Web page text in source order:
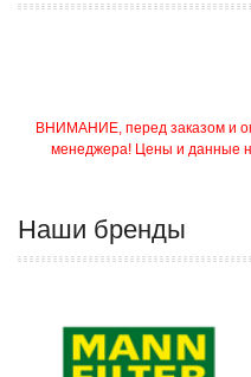
ВНИМАНИЕ, перед заказом и
менеджера! Цены и данные
Наши бренды